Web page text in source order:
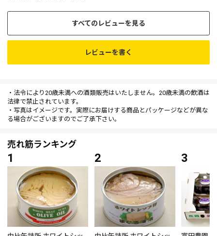
すべてのレビューを見る
レビューを書く
・法令により20歳未満への酒類販売はいたしません。20歳未満の飲酒は
法律で禁止されています。
・写真はイメージです。実際にお届けする商品とパッケージなどが異な
る場合がございますのでご了承下さい。
売れ筋ランキング